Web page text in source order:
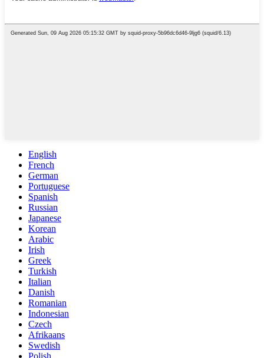
English
French
German
Portuguese
Spanish
Russian
Japanese
Korean
Arabic
Irish
Greek
Turkish
Italian
Danish
Romanian
Indonesian
Czech
Afrikaans
Swedish
Polish